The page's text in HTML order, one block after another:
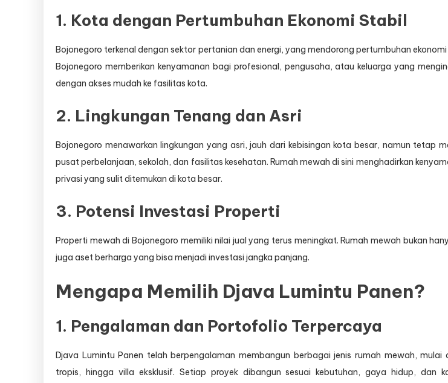
1. Kota dengan Pertumbuhan Ekonomi Stabil
Bojonegoro terkenal dengan sektor pertanian dan energi, yang mendorong pertumbuhan ekonomi
Bojonegoro memberikan kenyamanan bagi profesional, pengusaha, atau keluarga yang
dengan akses mudah ke fasilitas kota.
2. Lingkungan Tenang dan Asri
Bojonegoro menawarkan lingkungan yang asri, jauh dari kebisingan kota besar, namun tetap
pusat perbelanjaan, sekolah, dan fasilitas kesehatan. Rumah mewah di sini menghadirkan
privasi yang sulit ditemukan di kota besar.
3. Potensi Investasi Properti
Properti mewah di Bojonegoro memiliki nilai jual yang terus meningkat. Rumah mewah bukan
juga aset berharga yang bisa menjadi investasi jangka panjang.
Mengapa Memilih Djava Lumintu Panen?
1. Pengalaman dan Portofolio Terpercaya
Djava Lumintu Panen telah berpengalaman membangun berbagai jenis rumah mewah, mulai
tropis, hingga villa eksklusif. Setiap proyek dibangun sesuai kebutuhan, gaya hidup, dan